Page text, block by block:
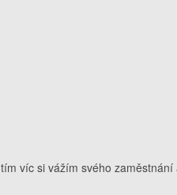
víc si vážím svého